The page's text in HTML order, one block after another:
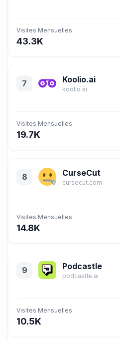
Visites Mensuelles
43.3K
7 Koolio.ai
koolio.ai
Visites Mensuelles
19.7K
8 CurseCut
cursecut.com
Visites Mensuelles
14.8K
9 Podcastle
podcastle.ai
Visites Mensuelles
10.5K